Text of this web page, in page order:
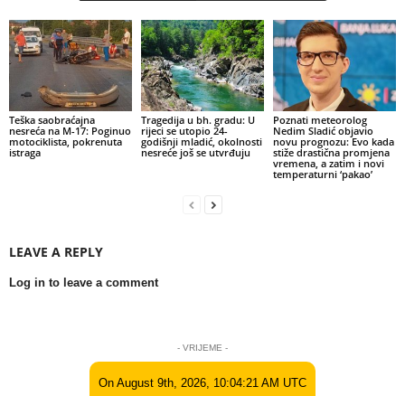
Teška saobraćajna
nesreća na M-17: Poginuo
motociklista, pokrenuta
istraga
Tragedija u bh. gradu: U
rijeci se utopio 24-
godišnji mladić, okolnosti
nesreće još se utvrđuju
Poznati meteorolog
Nedim Sladić objavio
novu prognozu: Evo kada
stiže drastična promjena
vremena, a zatim i novi
temperaturni ‘pakao’
LEAVE A REPLY
Log in to leave a comment
- VRIJEME -
On August 9th, 2026, 10:04:21 AM UTC